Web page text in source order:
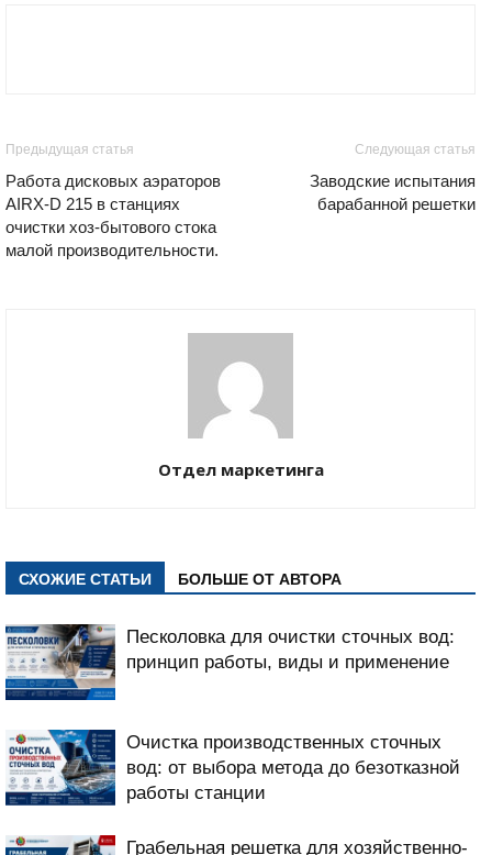
Предыдущая статья
Работа дисковых аэраторов
AIRX-D 215 в станциях
очистки хоз-бытового стока
малой производительности.
Следующая статья
Заводские испытания
барабанной решетки
Отдел маркетинга
СХОЖИЕ СТАТЬИ БОЛЬШЕ ОТ АВТОРА
Песколовка для очистки сточных вод:
принцип работы, виды и применение
Очистка производственных сточных
вод: от выбора метода до безотказной
работы станции
Грабельная решетка для хозяйственно-